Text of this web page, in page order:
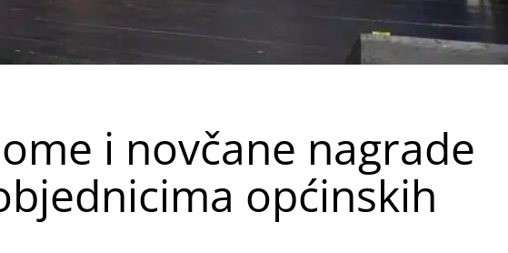
i novčane nagrade
općinskih